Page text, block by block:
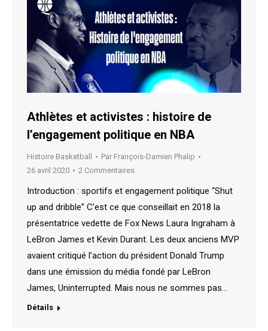
Athlètes et activistes : histoire de
l’engagement politique en NBA
Histoire Basketball Par François-Damien Phalip
26 avril 2020
2 Commentaires
Introduction : sportifs et engagement politique “Shut
up and dribble” C’est ce que conseillait en 2018 la
présentatrice vedette de Fox News Laura Ingraham à
LeBron James et Kevin Durant. Les deux anciens MVP
avaient critiqué l’action du président Donald Trump
dans une émission du média fondé par LeBron
James, Uninterrupted. Mais nous ne sommes pas…
Détails